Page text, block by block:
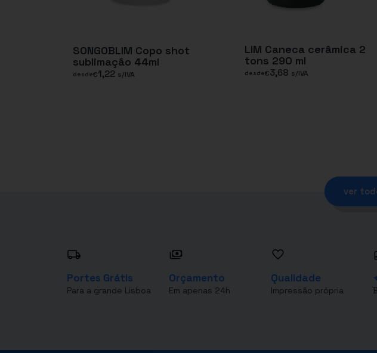
SONGOBLIM Copo shot
sublimação 44ml
desde€1,22 s/IVA
LIM Caneca cerâmica 2
tons 290 ml
desde€3,68 s/IVA
ver
Portes Grátis
Para a grande Lisboa
Orçamento
Em apenas 24h
Qualidade
Impressão própria